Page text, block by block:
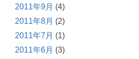
2011年9月 (4)
2011年8月 (2)
2011年7月 (1)
2011年6月 (3)